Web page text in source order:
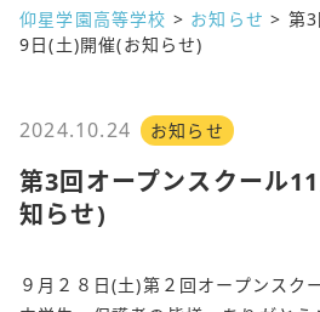
仰星学園高等学校 > お知らせ > 第
9日(土)開催(お知らせ)
2024.10.24 お知らせ
第3回オープンスクール
知らせ)
９月２８日(土)第２回オープンスク